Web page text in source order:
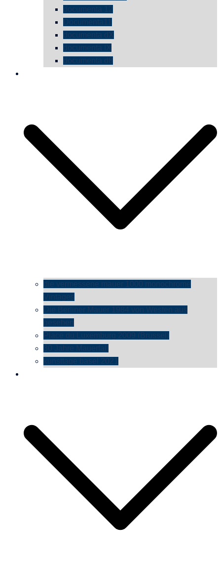
documenta 12
Documenta11
documenta dX
documenta IX
documenta d8
die vermessene mauer 1000 monochrome
Vintages
Die Berliner Mauer 1984 von Westen aus
gesehen
Place du Luxemburg 2009 (Brüssel)
30 Jahre Mauerfall
kunsttage basel 2021